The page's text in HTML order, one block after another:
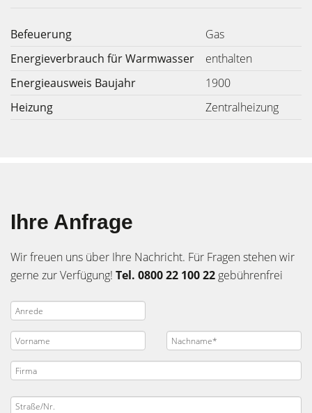
Befeuerung
Gas
Energieverbrauch für Warmwasser
enthalten
Energieausweis Baujahr
1900
Heizung
Zentralheizung
Ihre Anfrage
Wir freuen uns über Ihre Nachricht. Für Fragen stehen wir
gerne zur Verfügung! Tel. 0800 22 100 22 gebührenfrei